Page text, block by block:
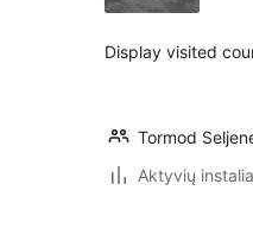
Display visited
Tormod
Aktyvių